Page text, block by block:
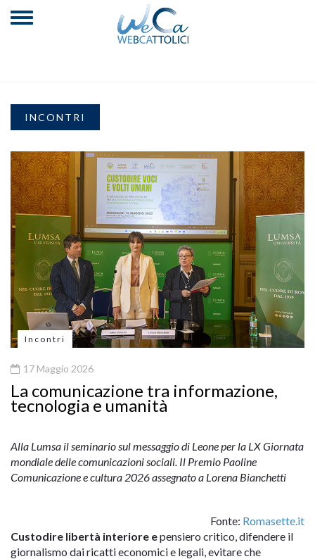
INCONTRI
Incontri
17 Maggio 2026
La comunicazione tra informazione,
tecnologia e umanità
Alla Lumsa il seminario sul messaggio di Leone per la LX Giornata
mondiale delle comunicazioni sociali. Il Premio Paoline
Comunicazione e cultura 2026 assegnato a Lorena Bianchetti
Fonte: Romasette.it
Custodire libertà interiore epensiero critico, difendere il
giornalismo dai ricatti economici e legali, evitare che